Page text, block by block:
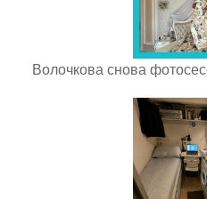
Волочкова снова